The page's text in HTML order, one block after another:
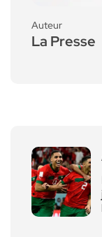
Auteur
La Presse